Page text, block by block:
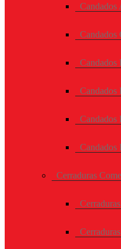
Candados
Candados
Candados
Candados
Candados
Candados
Cerraduras